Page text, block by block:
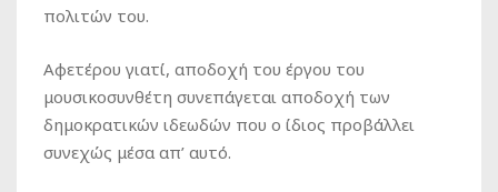
πολιτών του.
Αφετέρου γιατί, αποδοχή του έργου του
μουσικοσυνθέτη συνεπάγεται αποδοχή των
δημοκρατικών ιδεωδών που ο ίδιος προβάλλει
συνεχώς μέσα απ’ αυτό.